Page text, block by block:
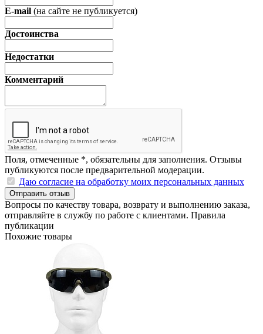
E-mail (на сайте не публикуется)
Достоинства
Недостатки
Комментарий
Поля, отмеченные *, обязательны для заполнения. Отзывы
публикуются после предварительной модерации.
Даю согласие на обработку моих персональных данных
Отправить отзыв
Вопросы по качеству товара, возврату и выполнению заказа,
отправляйте в службу по работе с клиентами. Правила
публикации
Похожие товары